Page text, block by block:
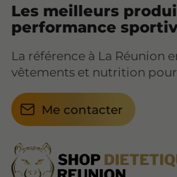
Les meilleurs
performance
La référence à La Réunion
vêtements et nutrition
Me contacter